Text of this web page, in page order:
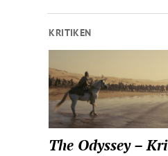
KRITIKEN
The Odyssey –